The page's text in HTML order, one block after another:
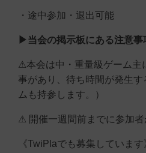
・途中参加・退出可能
▶当会の掲示板にある注意
⚠本会は中・重量級ゲーム主
事があり、待ち時間が発生
ムも持参します。）
⚠ 開催一週間前までに参加
《TwiPlaでも募集しています